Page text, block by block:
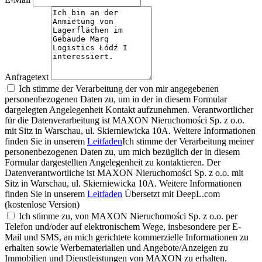
Anfragetext
Ich stimme der Verarbeitung der von mir angegebenen
personenbezogenen Daten zu, um in der in diesem Formular
dargelegten Angelegenheit Kontakt aufzunehmen. Verantwortlicher
für die Datenverarbeitung ist MAXON Nieruchomości Sp. z o.o.
mit Sitz in Warschau, ul. Skierniewicka 10A. Weitere Informationen
finden Sie in unserem LeitfadenIch stimme der Verarbeitung meiner
personenbezogenen Daten zu, um mich bezüglich der in diesem
Formular dargestellten Angelegenheit zu kontaktieren. Der
Datenverantwortliche ist MAXON Nieruchomości Sp. z o.o. mit
Sitz in Warschau, ul. Skierniewicka 10A. Weitere Informationen
finden Sie in unserem Leitfaden Übersetzt mit DeepL.com
(kostenlose Version)
Ich stimme zu, von MAXON Nieruchomości Sp. z o.o. per
Telefon und/oder auf elektronischem Wege, insbesondere per E-
Mail und SMS, an mich gerichtete kommerzielle Informationen zu
erhalten sowie Werbematerialien und Angebote/Anzeigen zu
Immobilien und Dienstleistungen von MAXON zu erhalten.